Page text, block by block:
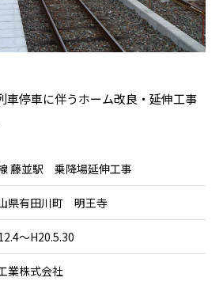
停車に伴うホーム改良・延伸工事
藤並駅 乗降場延伸工事
県有田川町 明王寺
～H20.5.30
業株式会社